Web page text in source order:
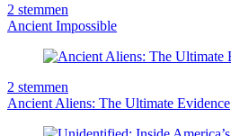
2 stemmen
Ancient Impossible
2 stemmen
Ancient Aliens: The Ultimate Evidence